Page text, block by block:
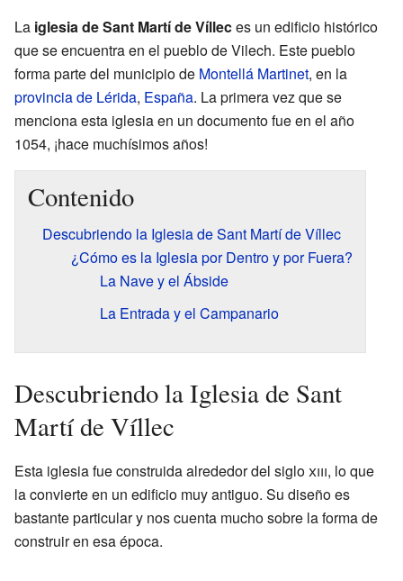
La iglesia de Sant Martí de Vílleces un edificio histórico
que se encuentra en el pueblo de Vilech. Este pueblo
forma parte del municipio de Montellá Martinet, en la
provincia de Lérida, España. La primera vez que se
menciona esta iglesia en un documento fue en el año
1054, ¡hace muchísimos años!
Contenido
Descubriendo la Iglesia de Sant Martí de Víllec
¿Cómo es la Iglesia por Dentro y por Fuera?
La Nave y el Ábside
La Entrada y el Campanario
Descubriendo la Iglesia de Sant
Martí de Víllec
Esta iglesia fue construida alrededor del sigloxiii, lo que
la convierte en un edificio muy antiguo. Su diseño es
bastante particular y nos cuenta mucho sobre la forma de
construir en esa época.